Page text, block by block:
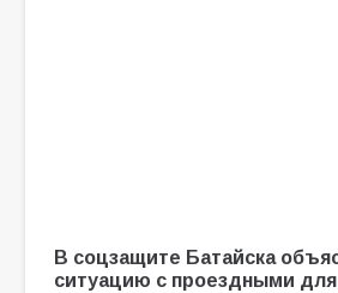
В соцзащите Батайска
ситуацию с проездными